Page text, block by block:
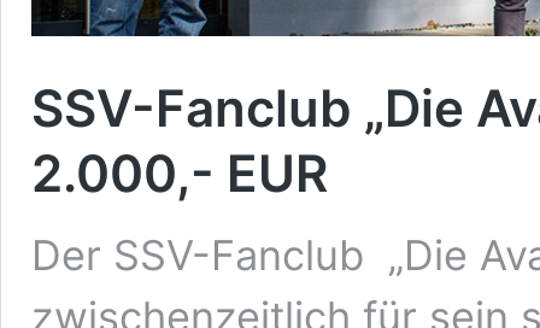
SSV-Fanclub „Die
2.000,- EUR
Der SSV-Fanclub „Die
zwischenzeitlich für sein